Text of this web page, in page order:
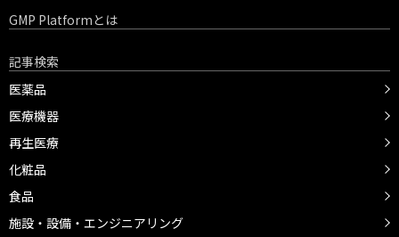
GMP Platformとは
記事検索
医薬品
医療機器
再生医療
化粧品
食品
施設・設備・エンジニアリング